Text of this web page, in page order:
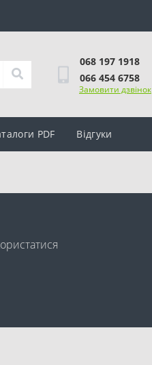
068 197 1918
066 454 6758
Замовити дзвінок
PDF Відгуки